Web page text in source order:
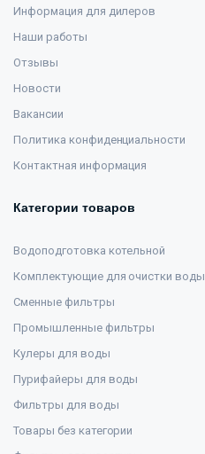
Информация для дилеров
Наши работы
Отзывы
Новости
Вакансии
Политика конфиденциальности
Контактная информация
Категории товаров
Водоподготовка котельной
Комплектующие для очистки воды
Сменные фильтры
Промышленные фильтры
Кулеры для воды
Пурифайеры для воды
Фильтры для воды
Товары без категории